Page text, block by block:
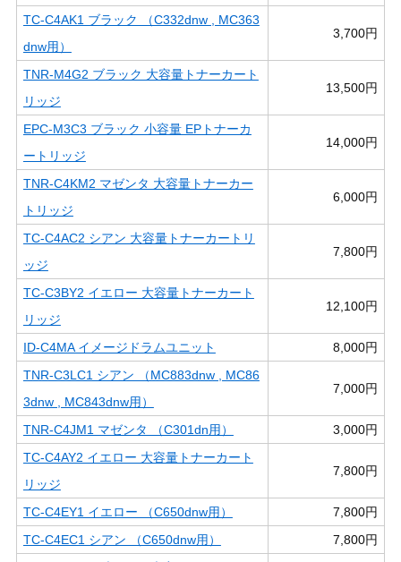
TC-C4AK1 ブラック （C332dnw , MC363
dnw用）
3,700円
TNR-M4G2 ブラック 大容量トナーカート
リッジ
13,500円
EPC-M3C3 ブラック 小容量 EPトナーカ
ートリッジ
14,000円
TNR-C4KM2 マゼンタ 大容量トナーカー
トリッジ
6,000円
TC-C4AC2 シアン 大容量トナーカートリ
ッジ
7,800円
TC-C3BY2 イエロー 大容量トナーカート
リッジ
12,100円
ID-C4MA イメージドラムユニット
8,000円
TNR-C3LC1 シアン （MC883dnw , MC86
3dnw , MC843dnw用）
7,000円
TNR-C4JM1 マゼンタ （C301dn用）
3,000円
TC-C4AY2 イエロー 大容量トナーカート
リッジ
7,800円
TC-C4EY1 イエロー （C650dnw用）
7,800円
TC-C4EC1 シアン （C650dnw用）
7,800円